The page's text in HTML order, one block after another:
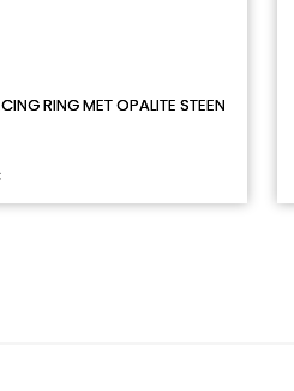
RING MET OPALITE STEEN